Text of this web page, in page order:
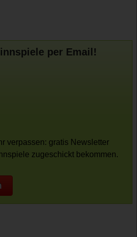
per Email!
verpassen: gratis Newsletter
zugeschickt bekommen.